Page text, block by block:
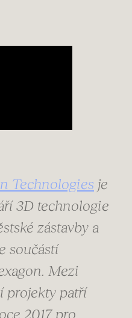
Technologies je
3D technologie
zástavby a
součástí
Mezi
projekty patří
2017 pro